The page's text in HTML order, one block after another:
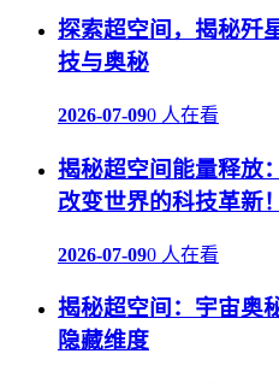
探索超空间，揭秘歼
技与奥秘
2026-07-090 人在看
揭秘超空间能量释放
改变世界的科技革新！
2026-07-090 人在看
揭秘超空间：宇宙奥
隐藏维度